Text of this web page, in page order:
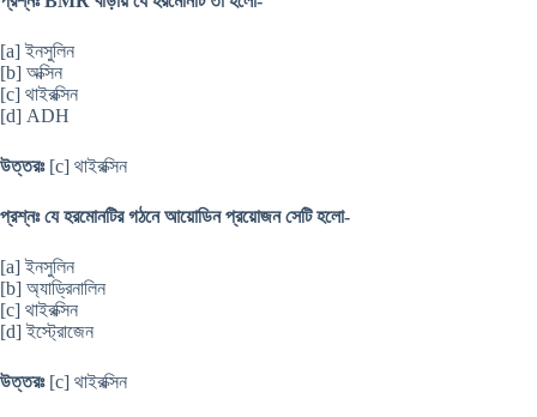
[a] ইনসুলিন
[b] অক্সিন
[c] থাইরক্সিন
[d] ADH
উত্তরঃ [c] থাইরক্সিন
প্রশ্নঃ যে হরমোনটির গঠনে আয়োডিন প্রয়োজন সেটি হলো-
[a] ইনসুলিন
[b] অ্যাড্রিনালিন
[c] থাইরক্সিন
[d] ইস্ট্রোজেন
উত্তরঃ [c] থাইরক্সিন